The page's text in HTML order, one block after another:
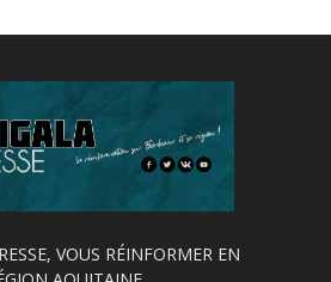
VOUS RÉINFORMER EN